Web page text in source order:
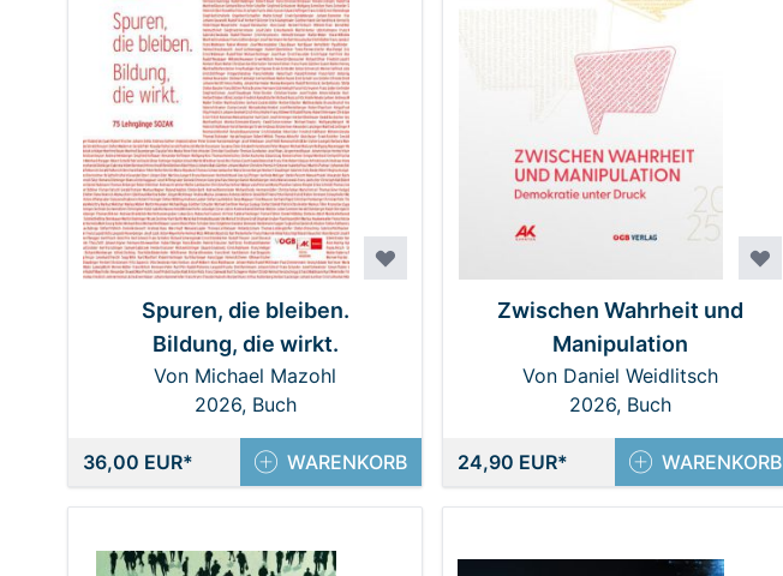
Spuren, die bleiben.
Bildung, die wirkt.
Von Michael Mazohl
2026, Buch
36,00 EUR WARENKORB
Zwischen Wahrheit und
Manipulation
Von Daniel Weidlitsch
2026, Buch
24,90 EUR WARENKORB